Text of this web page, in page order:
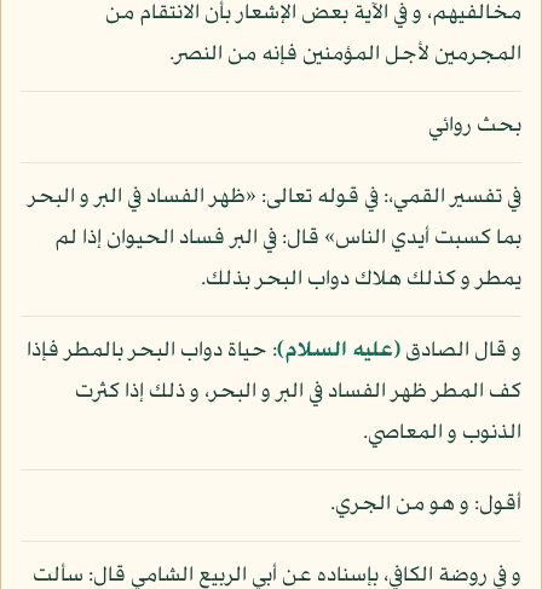
مخالفيهم، و في الآية بعض الإشعار بأن الانتقام من
المجرمين لأجل المؤمنين فإنه من النصر.
بحث روائي
في تفسير القمي،: في قوله تعالى: «ظهر الفساد في البر و البحر
بما كسبت أيدي الناس» قال: في البر فساد الحيوان إذا لم
يمطر و كذلك هلاك دواب البحر بذلك.
و قال الصادق(عليه السلام): حياة دواب البحر بالمطر فإذا
كف المطر ظهر الفساد في البر و البحر، و ذلك إذا كثرت
الذنوب و المعاصي.
أقول: و هو من الجري.
و في روضة الكافي، بإسناده عن أبي الربيع الشامي قال: سألت